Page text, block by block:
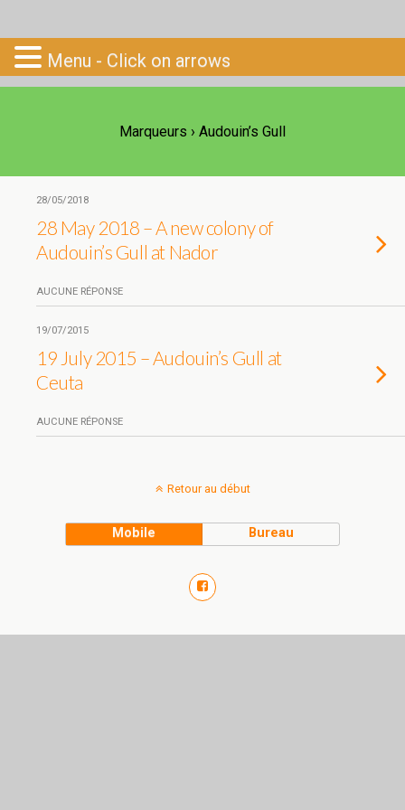
Go-South
Marqueurs › Audouin’s Gull
28/05/2018
28 May 2018 – A new colony of
Audouin’s Gull at Nador
AUCUNE RÉPONSE
19/07/2015
19 July 2015 – Audouin’s Gull at
Ceuta
AUCUNE RÉPONSE
Retour au début
Mobile Bureau
Menu - Click on arrows